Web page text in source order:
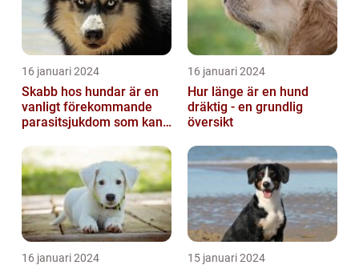
16 januari 2024
Skabb hos hundar är en
vanligt förekommande
parasitsjukdom som kan
och smittsa...
16 januari 2024
Hur länge är en hund
dräktig - en grundlig
översikt
16 januari 2024 15 januari 2024